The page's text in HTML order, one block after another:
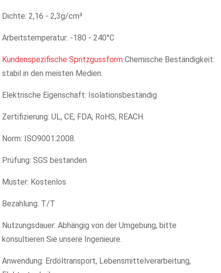
Dichte: 2,16 - 2,3g/cm³
Arbeitstemperatur: -180 - 240°C
Kundenspezifische Spritzgussform Chemische Beständigkeit:
stabil in den meisten Medien.
Elektrische Eigenschaft: Isolationsbeständig
Zertifizierung: UL, CE, FDA, RoHS, REACH.
Norm: ISO9001:2008.
Prüfung: SGS bestanden
Muster: Kostenlos
Bezahlung: T/T
Nutzungsdauer: Abhängig von der Umgebung, bitte
konsultieren Sie unsere Ingenieure.
Anwendung: Erdöltransport, Lebensmittelverarbeitung,